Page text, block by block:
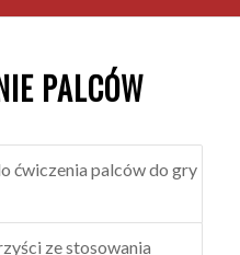
PALCÓW
ćwiczenia palców do gry
ze stosowania